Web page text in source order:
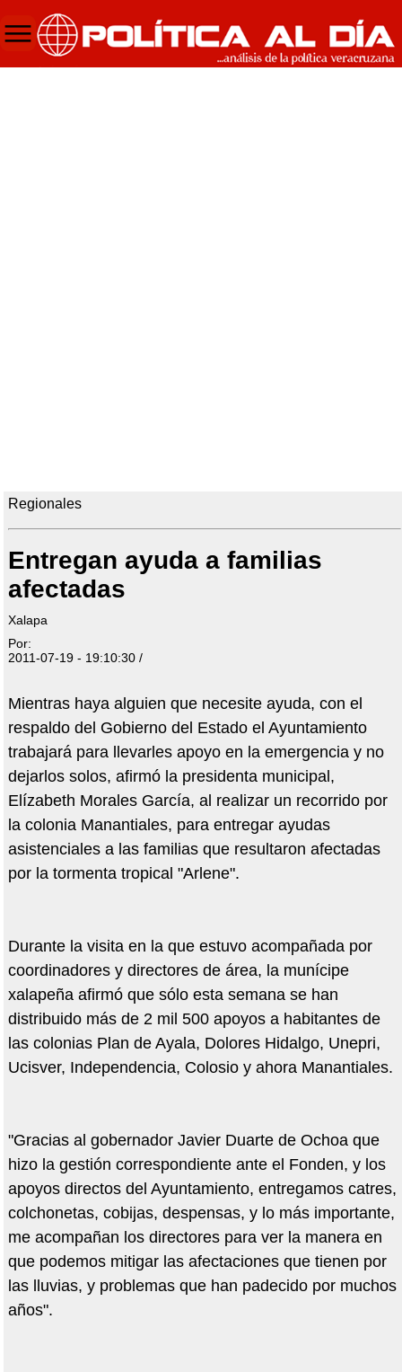
Regionales
Entregan ayuda a familias
afectadas
Xalapa
Por:
2011-07-19 - 19:10:30 /
Mientras haya alguien que necesite ayuda, con el
respaldo del Gobierno del Estado el Ayuntamiento
trabajará para llevarles apoyo en la emergencia y no
dejarlos solos, afirmó la presidenta municipal,
Elízabeth Morales García, al realizar un recorrido por
la colonia Manantiales, para entregar ayudas
asistenciales a las familias que resultaron afectadas
por la tormenta tropical "Arlene".
Durante la visita en la que estuvo acompañada por
coordinadores y directores de área, la munícipe
xalapeña afirmó que sólo esta semana se han
distribuido más de 2 mil 500 apoyos a habitantes de
las colonias Plan de Ayala, Dolores Hidalgo, Unepri,
Ucisver, Independencia, Colosio y ahora Manantiales.
"Gracias al gobernador Javier Duarte de Ochoa que
hizo la gestión correspondiente ante el Fonden, y los
apoyos directos del Ayuntamiento, entregamos catres,
colchonetas, cobijas, despensas, y lo más importante,
me acompañan los directores para ver la manera en
que podemos mitigar las afectaciones que tienen por
las lluvias, y problemas que han padecido por muchos
años".